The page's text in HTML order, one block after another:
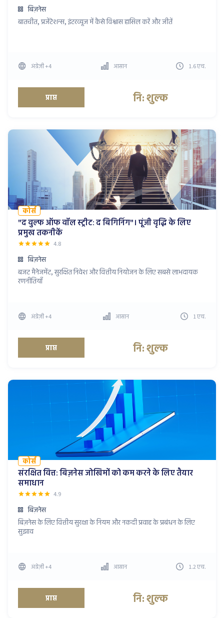
बिज़नेस
बातचीत, प्रजेंटेशन्स, इंटरव्यूज में कैसे विश्वास हासिल करें और जीतें
अंग्रेज़ी+4 आसान 1.6एच.
प्राप्त नि: शुल्क
कोर्स
"द वुल्फ ऑफ वॉल स्ट्रीट: द बिगिनिंग"। पूंजी वृद्धि के लिए
प्रमुख तकनीकें
4.8
बिज़नेस
बजट मैनेजमेंट, सुरक्षित निवेश और वित्तीय नियोजन के लिए सबसे लाभदायक
रणनीतियाँ
अंग्रेज़ी+4 आसान 1एच.
प्राप्त नि: शुल्क
कोर्स
संरक्षित वित्त: बिज़नेस जोखिमों को कम करने के लिए तैयार
समाधान
4.9
बिज़नेस
बिज़नेस के लिए वित्तीय सुरक्षा के नियम और नकदी प्रवाह के प्रबंधन के लिए
सुझाव
अंग्रेज़ी+4 आसान 1.2एच.
प्राप्त नि: शुल्क